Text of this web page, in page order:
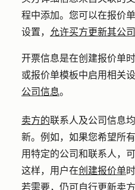
程中添加。您可以在报价
设置，
允许买方更新其公
开票信息是在创建报价单
或报价单模板中启用相关
公司信息。
卖方的联系人及公司信息
新。例如，如果您希望所
用特定的公司和联系人，
这样，用户在创建报价单
若需要，仍可自行更新卖